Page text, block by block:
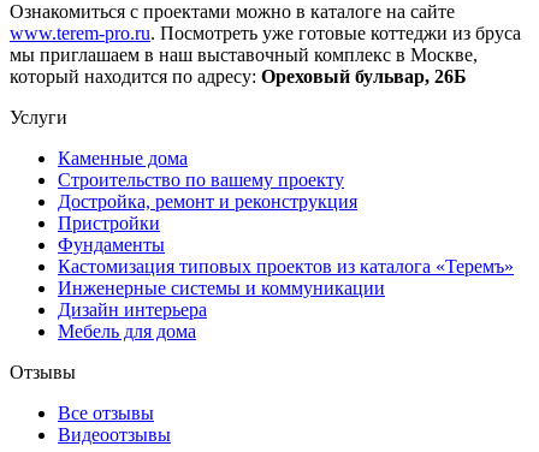
Ознакомиться с проектами можно в каталоге на сайте
www.terem-pro.ru. Посмотреть уже готовые коттеджи из бруса
мы приглашаем в наш выставочный комплекс в Москве,
который находится по адресу: Ореховый бульвар, 26Б
Услуги
Каменные дома
Строительство по вашему проекту
Достройка, ремонт и реконструкция
Пристройки
Фундаменты
Кастомизация типовых проектов из каталога «Теремъ»
Инженерные системы и коммуникации
Дизайн интерьера
Мебель для дома
Отзывы
Все отзывы
Видеоотзывы